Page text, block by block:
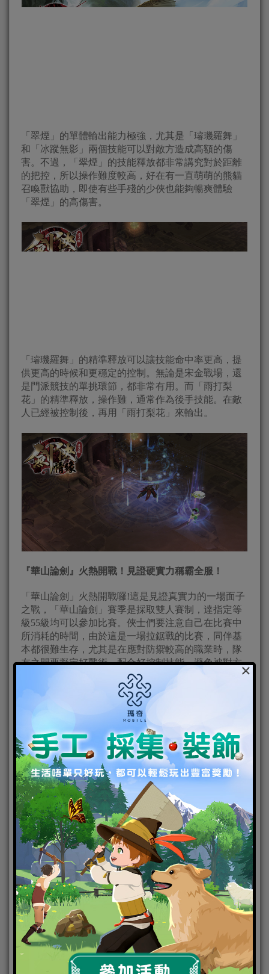
「翠煙」的單體輸出能力極強，尤其是「璿璣羅舞」
和「冰蹤無影」兩個技能可以對敵方造成高額的傷
害。不過，「翠煙」的技能釋放都非常講究對於距離
的把控，所以操作難度較高，好在有一直萌萌的熊貓
召喚獸協助，即使有些手殘的少俠也能夠暢爽體驗
「翠煙」的高傷害。
「璿璣羅舞」的精準釋放可以讓技能命中率更高，提
供更高的時候和更穩定的控制。無論是宋金戰場，還
是門派競技的單挑環節，都非常有用。而「雨打梨
花」的精準釋放，操作難，通常作為後手技能。在敵
人已經被控制後，再用「雨打梨花」來輸出。
『華山論劍』火熱開戰！見證硬實力稱霸全服！
「華山論劍」火熱開戰囉!這是見證真實力的一場面子
之戰，「華山論劍」賽季是採取雙人賽制，達指定等
級55級均可以參加比賽。俠士們要注意自己在比賽中
所消耗的時間，由於這是一場拉鋸戰的比賽，同伴基
本都很難生存，尤其是在應對防禦較高的職業時，隊
友之間要擬定好戰術，配合好控制技能，避免被對方
《劍俠情緣港澳版》 「師徒系統」允許等級相差2-5級
以上的少俠成為師徒。按照劍俠江湖的拜師規矩，每
個徒弟最多只能拜入兩位師父的門下學習。對於師父
來說，為了讓每位徒弟得到師傅細心的指導，每次收
徒成功後需要間隔7天才能再進行下一次收徒。
×